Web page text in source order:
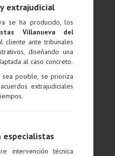
extrajudicial
se ha producido, los
Villanueva del
cliente ante tribunales
diseñando una
al caso concreto.
posible, se prioriza
extrajudiciales
especialistas
intervención técnica